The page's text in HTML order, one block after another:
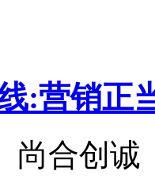
:营销正
尚合创诚